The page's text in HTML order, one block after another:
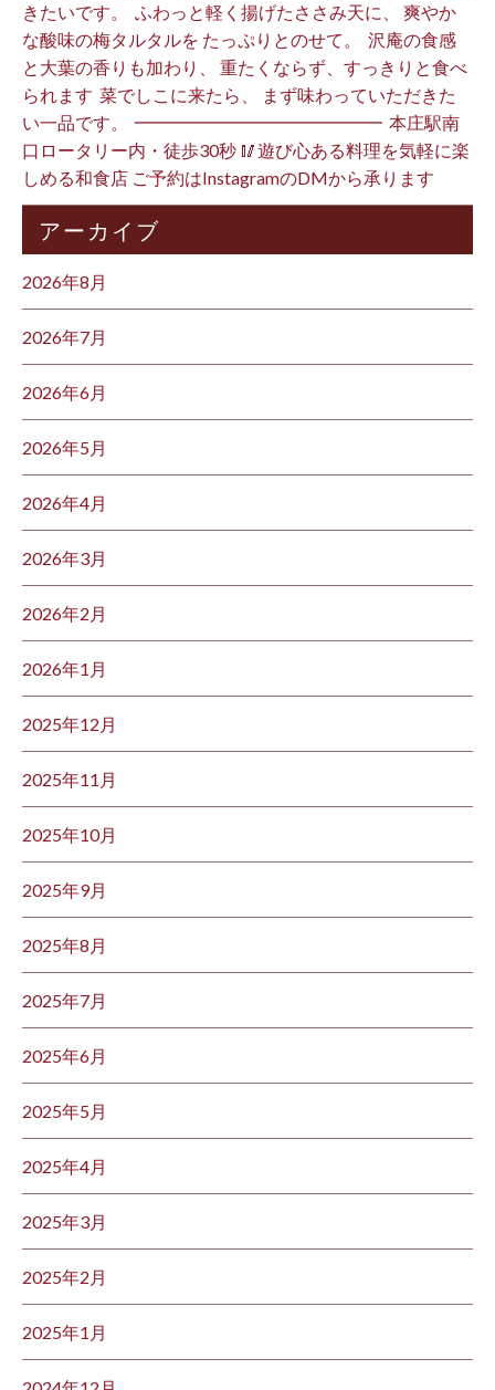
きたいです。 ⁡ ふわっと軽く揚げたささみ天に、 爽やか
な酸味の梅タルタルを たっぷりとのせて。 ⁡ 沢庵の食感
と大葉の香りも加わり、 重たくならず、すっきりと食べ
られます️ ⁡ 菜でしこに来たら、 まず味わっていただきた
い一品です。 ⁡ ━━━━━━━━━━━━━━ ⁡ 本庄駅南
口ロータリー内・徒歩30秒 🥢遊び心ある料理を気軽に楽
しめる和食店 ご予約はInstagramのDMから承ります ⁡
アーカイブ
2026年8月
2026年7月
2026年6月
2026年5月
2026年4月
2026年3月
2026年2月
2026年1月
2025年12月
2025年11月
2025年10月
2025年9月
2025年8月
2025年7月
2025年6月
2025年5月
2025年4月
2025年3月
2025年2月
2025年1月